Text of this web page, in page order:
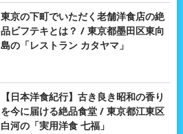
東京の下町でいただく老舗洋食店の絶
品ビフテキとは？ / 東京都墨田区東向
島の「レストラン カタヤマ」
【日本洋食紀行】古き良き昭和の香り
を今に届ける絶品食堂 / 東京都江東区
白河の「実用洋食 七福」